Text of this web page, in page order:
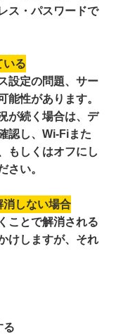
ス・パスワードで
いる
設定の問題、サー
能性があります。
が続く場合は、デ
認し、Wi-Fiまた
もしくはオフにし
さい。
消しない場合
ことで解消される
けしますが、それ
る